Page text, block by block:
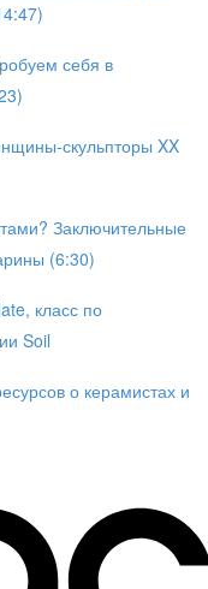
себя в
скульпторы XX
Заключительные
(6:30)
класс по
Soil
о керамистах и